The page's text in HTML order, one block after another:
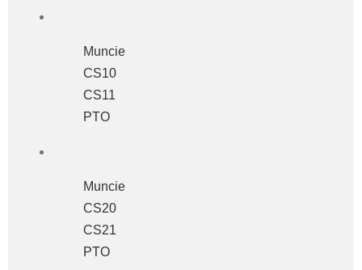
Muncie
CS10
CS11
PTO
Muncie
CS20
CS21
PTO